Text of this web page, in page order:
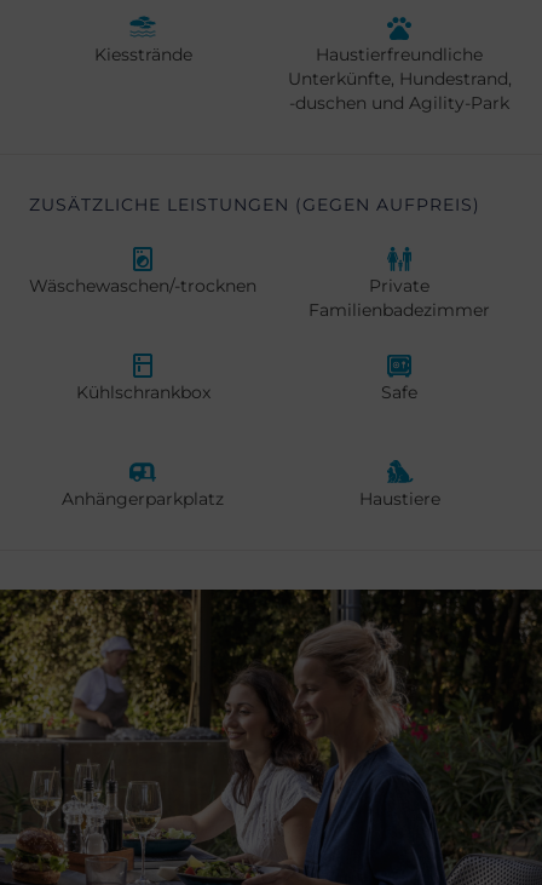
Kiesstrände
Haustierfreundliche
Unterkünfte, Hundestrand,
-duschen und Agility-Park
ZUSÄTZLICHE LEISTUNGEN (GEGEN AUFPREIS)
Wäschewaschen/-trocknen
Private
Familienbadezimmer
Kühlschrankbox Safe
Anhängerparkplatz Haustiere